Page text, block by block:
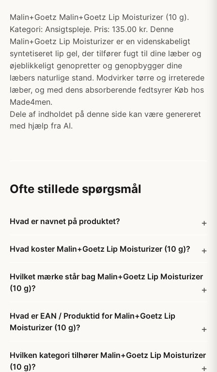
Malin+Goetz Malin+Goetz Lip Moisturizer (10 g).
Kategori: Ansigtspleje. Pris: 135.00 kr. Denne
Malin+Goetz Lip Moisturizer er en videnskabeligt
syntetiseret lip gel, der tilfører fugt til dine læber og
øjeblikkeligt genopretter og genopbygger dine
læbers naturlige stand. Modvirker tørre og irreterede
læber, og med dens absorberende fedtsyrer Køb hos
Made4men.
Dele af indholdet på denne side kan være genereret
med hjælp fra AI.
Ofte stillede spørgsmål
Hvad er navnet på produktet?
Hvad koster Malin+Goetz Lip Moisturizer (10 g)?
Hvilket mærke står bag Malin+Goetz Lip Moisturizer
(10 g)?
Hvad er EAN / Produktid for Malin+Goetz Lip
Moisturizer (10 g)?
Hvilken kategori tilhører Malin+Goetz Lip Moisturizer
(10 g)?